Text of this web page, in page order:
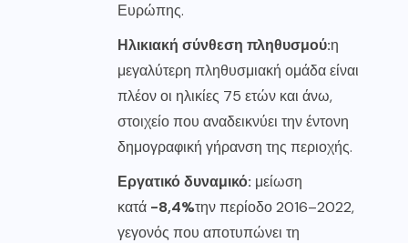
Ευρώπης.
Ηλικιακή σύνθεση πληθυσμού:η
μεγαλύτερη πληθυσμιακή ομάδα είναι
πλέον οι ηλικίες 75 ετών και άνω,
στοιχείο που αναδεικνύει την έντονη
δημογραφική γήρανση της περιοχής.
Εργατικό δυναμικό: μείωση
κατά -8,4%την περίοδο 2016–2022,
γεγονός που αποτυπώνει τη